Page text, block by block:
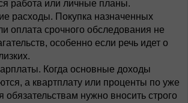
работа или личные планы.
расходы. Покупка назначенных
оплата срочного обследования не
особенно если речь идет о
Когда основные доходы
а квартплату или проценты по уже
нужно вносить строго